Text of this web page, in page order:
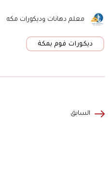
معلم دهانات وديكورات مكه
ديكورات فوم بمكة
السابق